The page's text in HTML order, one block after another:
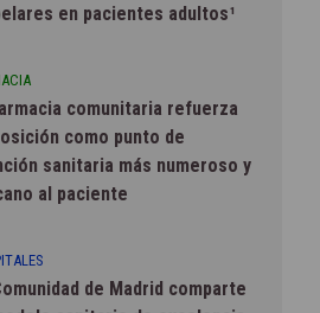
en pacientes adultos¹
comunitaria refuerza
como punto de
sanitaria más numeroso y
al paciente
de Madrid comparte